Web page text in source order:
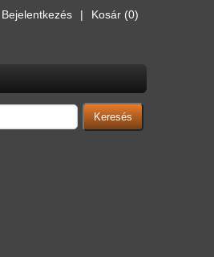
Bejelentkezés Kosár (0)